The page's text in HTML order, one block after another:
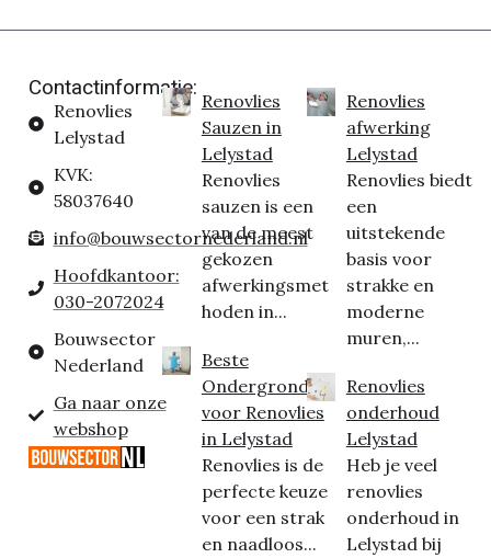
Contactinformatie:
Renovlies
Lelystad
KVK:
58037640
info@bouwsectornederland.nl
Hoofdkantoor:
030-2072024
Bouwsector
Nederland
Ga naar onze
webshop
Renovlies
Sauzen in
Lelystad
Renovlies
sauzen is een
van de meest
gekozen
afwerkingsmet
hoden in...
Beste
Ondergrond
voor Renovlies
in Lelystad
Renovlies is de
perfecte keuze
voor een strak
en naadloos...
Renovlies
afwerking
Lelystad
Renovlies biedt
een
uitstekende
basis voor
strakke en
moderne
muren,...
Renovlies
onderhoud
Lelystad
Heb je veel
renovlies
onderhoud in
Lelystad bij